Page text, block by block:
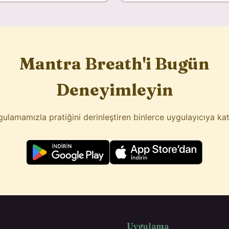
Mantra Breath'i Bugün
Deneyimleyin
pratiğini derinleştiren binlerce uygulayıcıya
Uygulama